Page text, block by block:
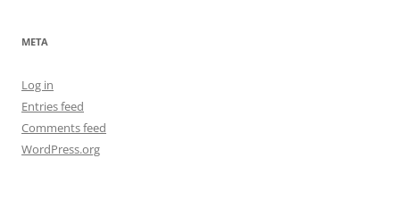
META
Log in
Entries feed
Comments feed
WordPress.org